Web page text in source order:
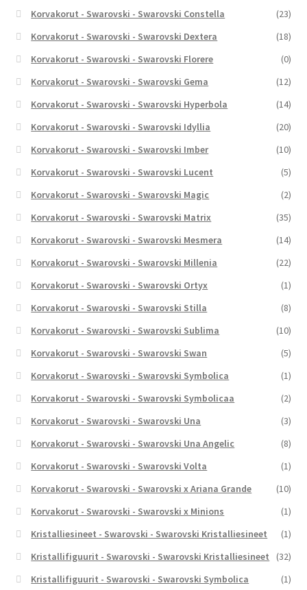
Korvakorut - Swarovski - Swarovski Constella
(23)
Korvakorut - Swarovski - Swarovski Dextera
(18)
Korvakorut - Swarovski - Swarovski Florere
(0)
Korvakorut - Swarovski - Swarovski Gema
(12)
Korvakorut - Swarovski - Swarovski Hyperbola
(14)
Korvakorut - Swarovski - Swarovski Idyllia
(20)
Korvakorut - Swarovski - Swarovski Imber
(10)
Korvakorut - Swarovski - Swarovski Lucent
(5)
Korvakorut - Swarovski - Swarovski Magic
(2)
Korvakorut - Swarovski - Swarovski Matrix
(35)
Korvakorut - Swarovski - Swarovski Mesmera
(14)
Korvakorut - Swarovski - Swarovski Millenia
(22)
Korvakorut - Swarovski - Swarovski Ortyx
(1)
Korvakorut - Swarovski - Swarovski Stilla
(8)
Korvakorut - Swarovski - Swarovski Sublima
(10)
Korvakorut - Swarovski - Swarovski Swan
(5)
Korvakorut - Swarovski - Swarovski Symbolica
(1)
Korvakorut - Swarovski - Swarovski Symbolicaa
(2)
Korvakorut - Swarovski - Swarovski Una
(3)
Korvakorut - Swarovski - Swarovski Una Angelic
(8)
Korvakorut - Swarovski - Swarovski Volta
(1)
Korvakorut - Swarovski - Swarovski x Ariana Grande
(10)
Korvakorut - Swarovski - Swarovski x Minions
(1)
Kristalliesineet - Swarovski - Swarovski Kristalliesineet
(1)
Kristallifiguurit - Swarovski - Swarovski Kristalliesineet
(32)
Kristallifiguurit - Swarovski - Swarovski Symbolica
(1)